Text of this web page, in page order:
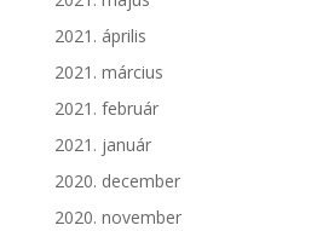
2021. április
2021. március
2021. február
2021. január
2020. december
2020. november